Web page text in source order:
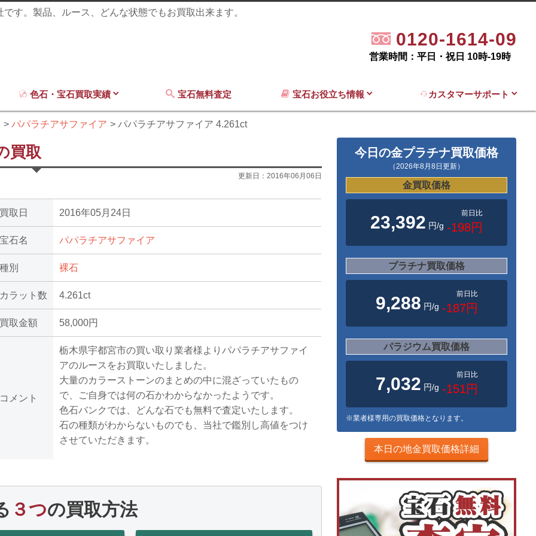
す。製品、ルース、どんな状態でもお買取出来ます。
0120-1614-09
営業時間：平日・祝日 10時-19時
色石・宝石買取実績 宝石無料査定 宝石お役立ち情報 カスタマーサポート
パパラチアサファイア パパラチアサファイア 4.261ct
買取
更新日： 2016年06月06日
買取日 2016年05月24日
宝石名 パパラチアサファイア
種別 裸石
カラット数 4.261ct
買取金額 58,000円
コメント
栃木県宇都宮市の買い取り業者様よりパパラチアサファイ
アのルースをお買取いたしました。
大量のカラーストーンのまとめの中に混ざっていたもの
で、ご自身では何の石かわからなかったようです。
色石バンクでは、どんな石でも無料で査定いたします。
石の種類がわからないものでも、当社で鑑別し高値をつけ
させていただきます。
３つの買取方法
今日の金プラチナ買取価格
（2026年8月8日更新）
金買取価格
23,392 円/g
前日比
-198円
プラチナ買取価格
9,288 円/g
前日比
-187円
パラジウム買取価格
7,032 円/g
前日比
-151円
※業者様専用の買取価格となります。
本日の地金買取価格詳細